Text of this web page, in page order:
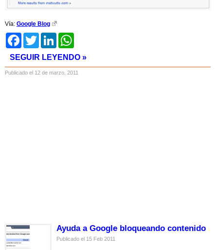
Vía: Google Blog
FacebookTwitter LinkedIn
SEGUIR LEYENDO »
Publicado el 12 de marzo, 2011
Ayuda a Google bloqueando contenido
Publicado el 15 Feb 2011